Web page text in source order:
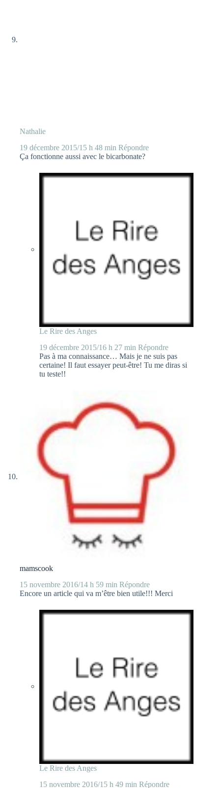
Nathalie
19 décembre 2015/15 h 48 min Répondre
Ça fonctionne aussi avec le bicarbonate?
Le Rire des Anges
19 décembre 2015/16 h 27 min Répondre
Pas à ma connaissance… Mais je ne suis pas
certaine! Il faut essayer peut-être! Tu me diras si
tu teste!!
mamscook
15 novembre 2016/14 h 59 min Répondre
Encore un article qui va m’être bien utile!!! Merci
Le Rire des Anges
15 novembre 2016/15 h 49 min Répondre